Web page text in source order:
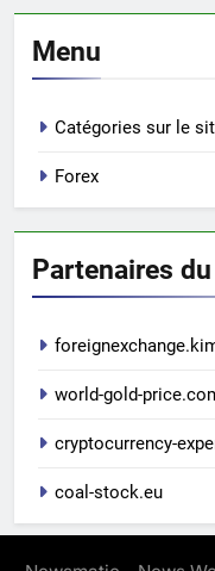
Menu
Catégories sur le
Forex
Partenaires
world-gold-
cryptocurrency-
coal-stock.eu